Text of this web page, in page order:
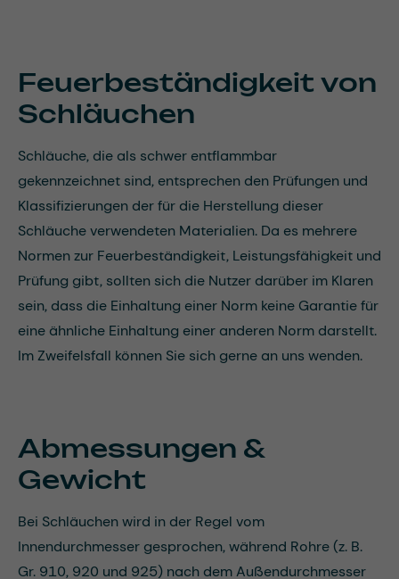
Feuerbeständigkeit von
Schläuchen
Schläuche, die als schwer entflammbar
gekennzeichnet sind, entsprechen den Prüfungen und
Klassifizierungen der für die Herstellung dieser
Schläuche verwendeten Materialien. Da es mehrere
Normen zur Feuerbeständigkeit, Leistungsfähigkeit und
Prüfung gibt, sollten sich die Nutzer darüber im Klaren
sein, dass die Einhaltung einer Norm keine Garantie für
eine ähnliche Einhaltung einer anderen Norm darstellt.
Im Zweifelsfall können Sie sich gerne an uns wenden.
Abmessungen &
Gewicht
Bei Schläuchen wird in der Regel vom
Innendurchmesser gesprochen, während Rohre (z. B.
Gr. 910, 920 und 925) nach dem Außendurchmesser